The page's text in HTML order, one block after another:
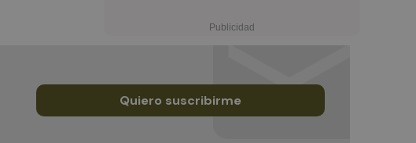
Quiero suscribirme